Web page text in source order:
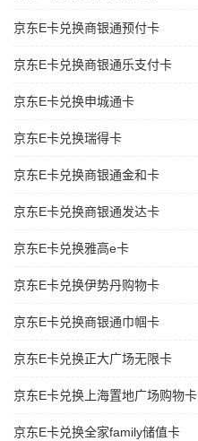
京东E卡兑换商银通预付卡
京东E卡兑换商银通乐支付卡
京东E卡兑换申城通卡
京东E卡兑换瑞得卡
京东E卡兑换商银通金和卡
京东E卡兑换商银通发达卡
京东E卡兑换雅高e卡
京东E卡兑换伊势丹购物卡
京东E卡兑换商银通巾帼卡
京东E卡兑换正大广场无限卡
京东E卡兑换上海置地广场购物卡
京东E卡兑换全家family储值卡